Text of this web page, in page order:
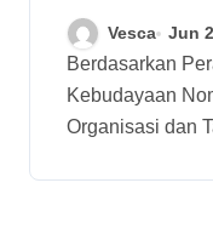
Animasi
Tengah
Vesca Jun
Berdasarkan Peraturan Menteri Pendidikan dan
Kebudayaan
Organisasi dan